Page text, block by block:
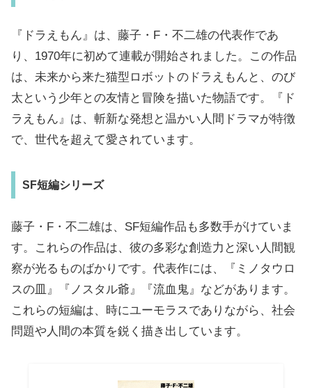
『ドラえもん』は、藤子・F・不二雄の代表作であ
り、1970年に初めて連載が開始されました。この作品
は、未来から来た猫型ロボットのドラえもんと、のび
太という少年との友情と冒険を描いた物語です。『ド
ラえもん』は、斬新な発想と温かい人間ドラマが特徴
で、世代を超えて愛されています。
SF短編シリーズ
藤子・F・不二雄は、SF短編作品も多数手がけていま
す。これらの作品は、彼の多彩な創造力と深い人間観
察が光るものばかりです。代表作には、『ミノタウロ
スの皿』『ノスタル爺』『流血鬼』などがあります。
これらの短編は、時にユーモラスでありながら、社会
問題や人間の本質を鋭く描き出しています。